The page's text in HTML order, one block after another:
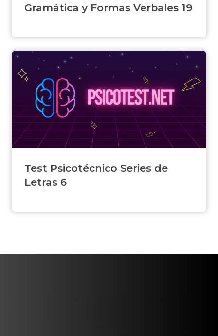
Gramática y Formas Verbales 19
Test Psicotécnico Series de
Letras 6